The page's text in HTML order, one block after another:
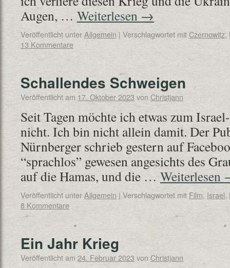
Augen, … Weiterlesen →
Veröffentlicht unterAllgemein | Verschlagwortet mit Czernowitz,
13 Kommentare
Schallendes Schweigen
Veröffentlicht am 17. Oktober 2023 von Christjann
Seit Tagen möchte ich etwas zum
nicht. Ich bin nicht allein damit. Der
Nürnberger schrieb gestern auf
“sprachlos” gewesen angesichts des
auf die Hamas, und die …Weiterlesen
Veröffentlicht unter Allgemein | Verschlagwortet mit Film, Israel,
8 Kommentare
Ein Jahr Krieg
Veröffentlicht am 24. Februar 2023 von Christjann